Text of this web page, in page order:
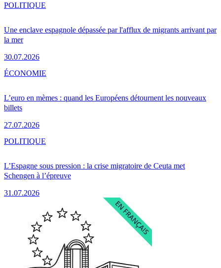
Une enclave espagnole dépassée par l'afflux de migrants arrivant par
la mer
30.07.2026
POLITIQUE
L’euro en mèmes : quand les Européens détournent les nouveaux
billets
27.07.2026
ÉCONOMIE
L’Espagne sous pression : la crise migratoire de Ceuta met
Schengen à l’épreuve
31.07.2026
POLITIQUE